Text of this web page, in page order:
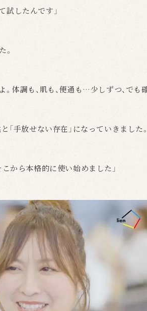
試したんです」
。
体調も、肌も、便通も…少しずつ、でも
「手放せない存在」になっていきました
こから本格的に使い始めました」